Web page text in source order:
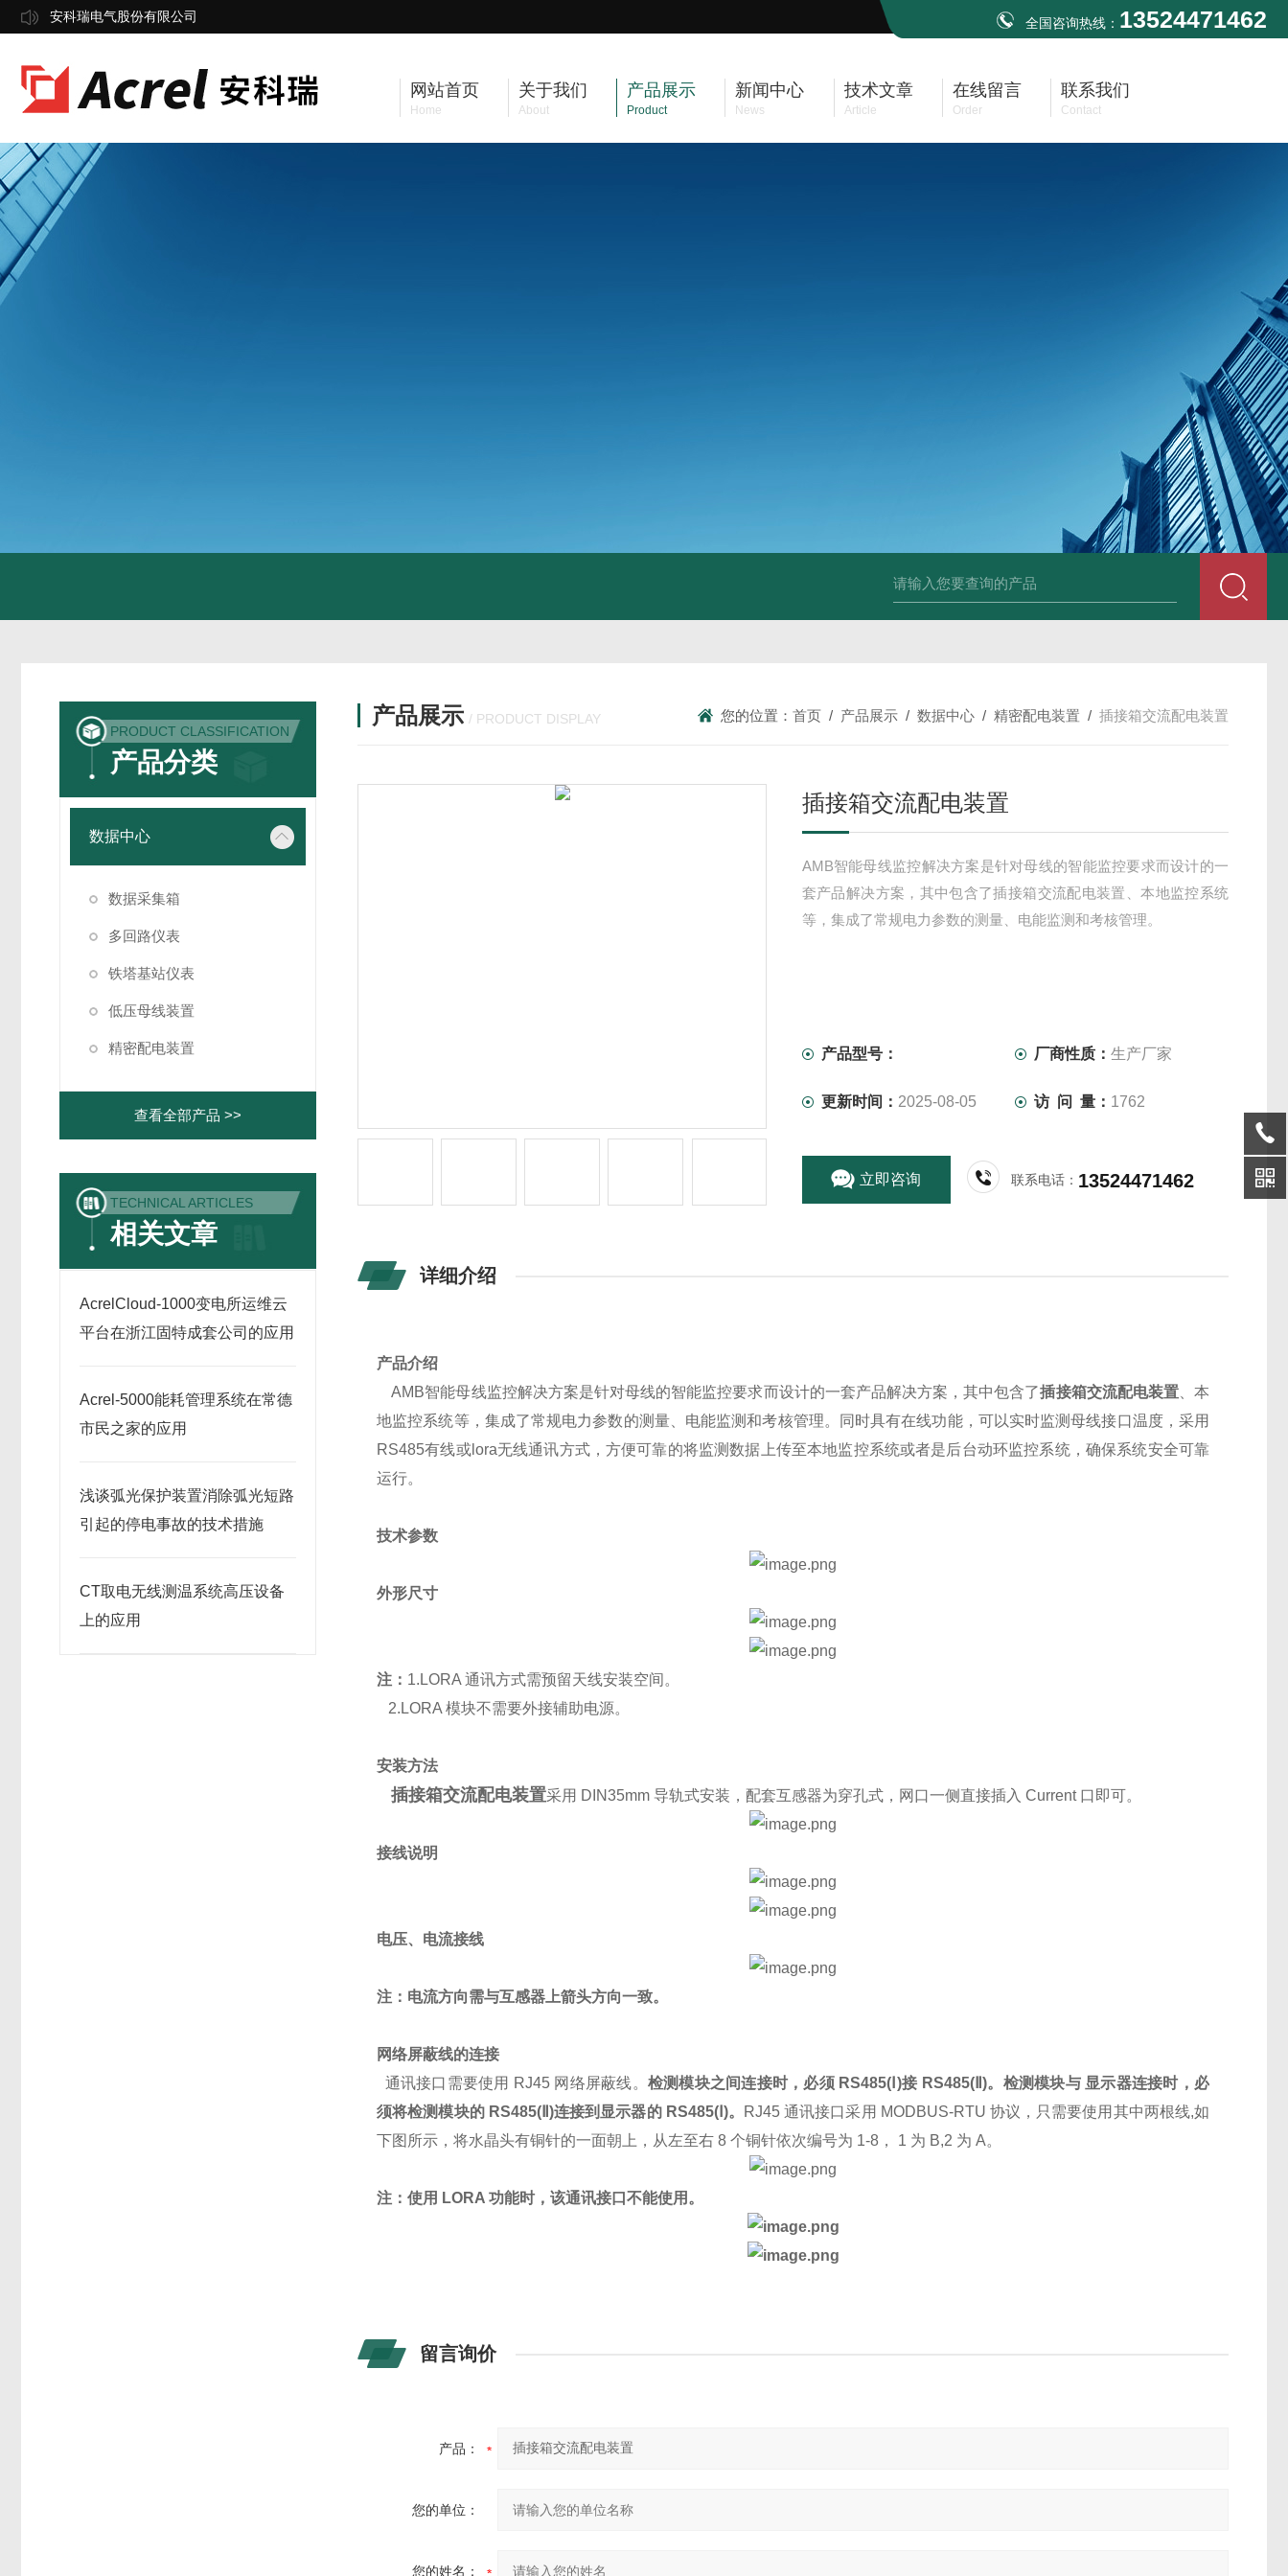
安科瑞电气股份有限公司 全国咨询热线： 13524471462
网站首页
Home
关于我们
About
产品展示
Product
新闻中心
News
技术文章
Article
在线留言
Order
联系我们
Contact
产品展示 / PRODUCT DISPLAY 您的位置： 首页 / 产品展示 / 数据中心 / 精密配电装置 / 插接箱交流配电装置
插接箱交流配电装置
AMB智能母线监控解决方案是针对母线的智能监控要求而设计的一
套产品解决方案，其中包含了插接箱交流配电装置、本地监控系统
等，集成了常规电力参数的测量、电能监测和考核管理。
产品型号： 厂商性质：生产厂家
更新时间： 2025-08-05 访 问 量： 1762
立即咨询 联系电话： 13524471462
详细介绍
产品介绍
AMB智能母线监控解决方案是针对母线的智能监控要求而设计的一套产品解决方案，其中包含了插接箱交流配电装置、本
地监控系统等，集成了常规电力参数的测量、电能监测和考核管理。同时具有在线功能，可以实时监测母线接口温度，采用
RS485有线或lora无线通讯方式，方便可靠的将监测数据上传至本地监控系统或者是后台动环监控系统，确保系统安全可靠
运行。
技术参数
外形尺寸
注： 1.LORA 通讯方式需预留天线安装空间。
2.LORA 模块不需要外接辅助电源。
安装方法
插接箱交流配电装置采用 DIN35mm 导轨式安装，配套互感器为穿孔式，网口一侧直接插入 Current 口即可。
接线说明
电压、电流接线
注：电流方向需与互感器上箭头方向一致。
网络屏蔽线的连接
通讯接口需要使用 RJ45 网络屏蔽线。 检测模块之间连接时，必须 RS485(Ⅰ)接 RS485(Ⅱ)。检测模块与 显示器连接时，必
须将检测模块的 RS485(Ⅱ)连接到显示器的 RS485(Ⅰ)。
RJ45 通讯接口采用 MODBUS-RTU 协议，只需要使用其中两根线,如
下图所示，将水晶头有铜针的一面朝上，从左至右 8 个铜针依次编号为 1-8， 1 为 B,2 为 A。
注：使用 LORA 功能时，该通讯接口不能使用。
留言询价
产品：
您的单位：
您的姓名：
PRODUCT CLASSIFICATION
产品分类
数据中心
数据采集箱
多回路仪表
铁塔基站仪表
低压母线装置
精密配电装置
查看全部产品 >>
TECHNICAL ARTICLES
相关文章
AcrelCloud-1000变电所运维云
平台在浙江固特成套公司的应用
Acrel-5000能耗管理系统在常德
市民之家的应用
浅谈弧光保护装置消除弧光短路
引起的停电事故的技术措施
CT取电无线测温系统高压设备
上的应用